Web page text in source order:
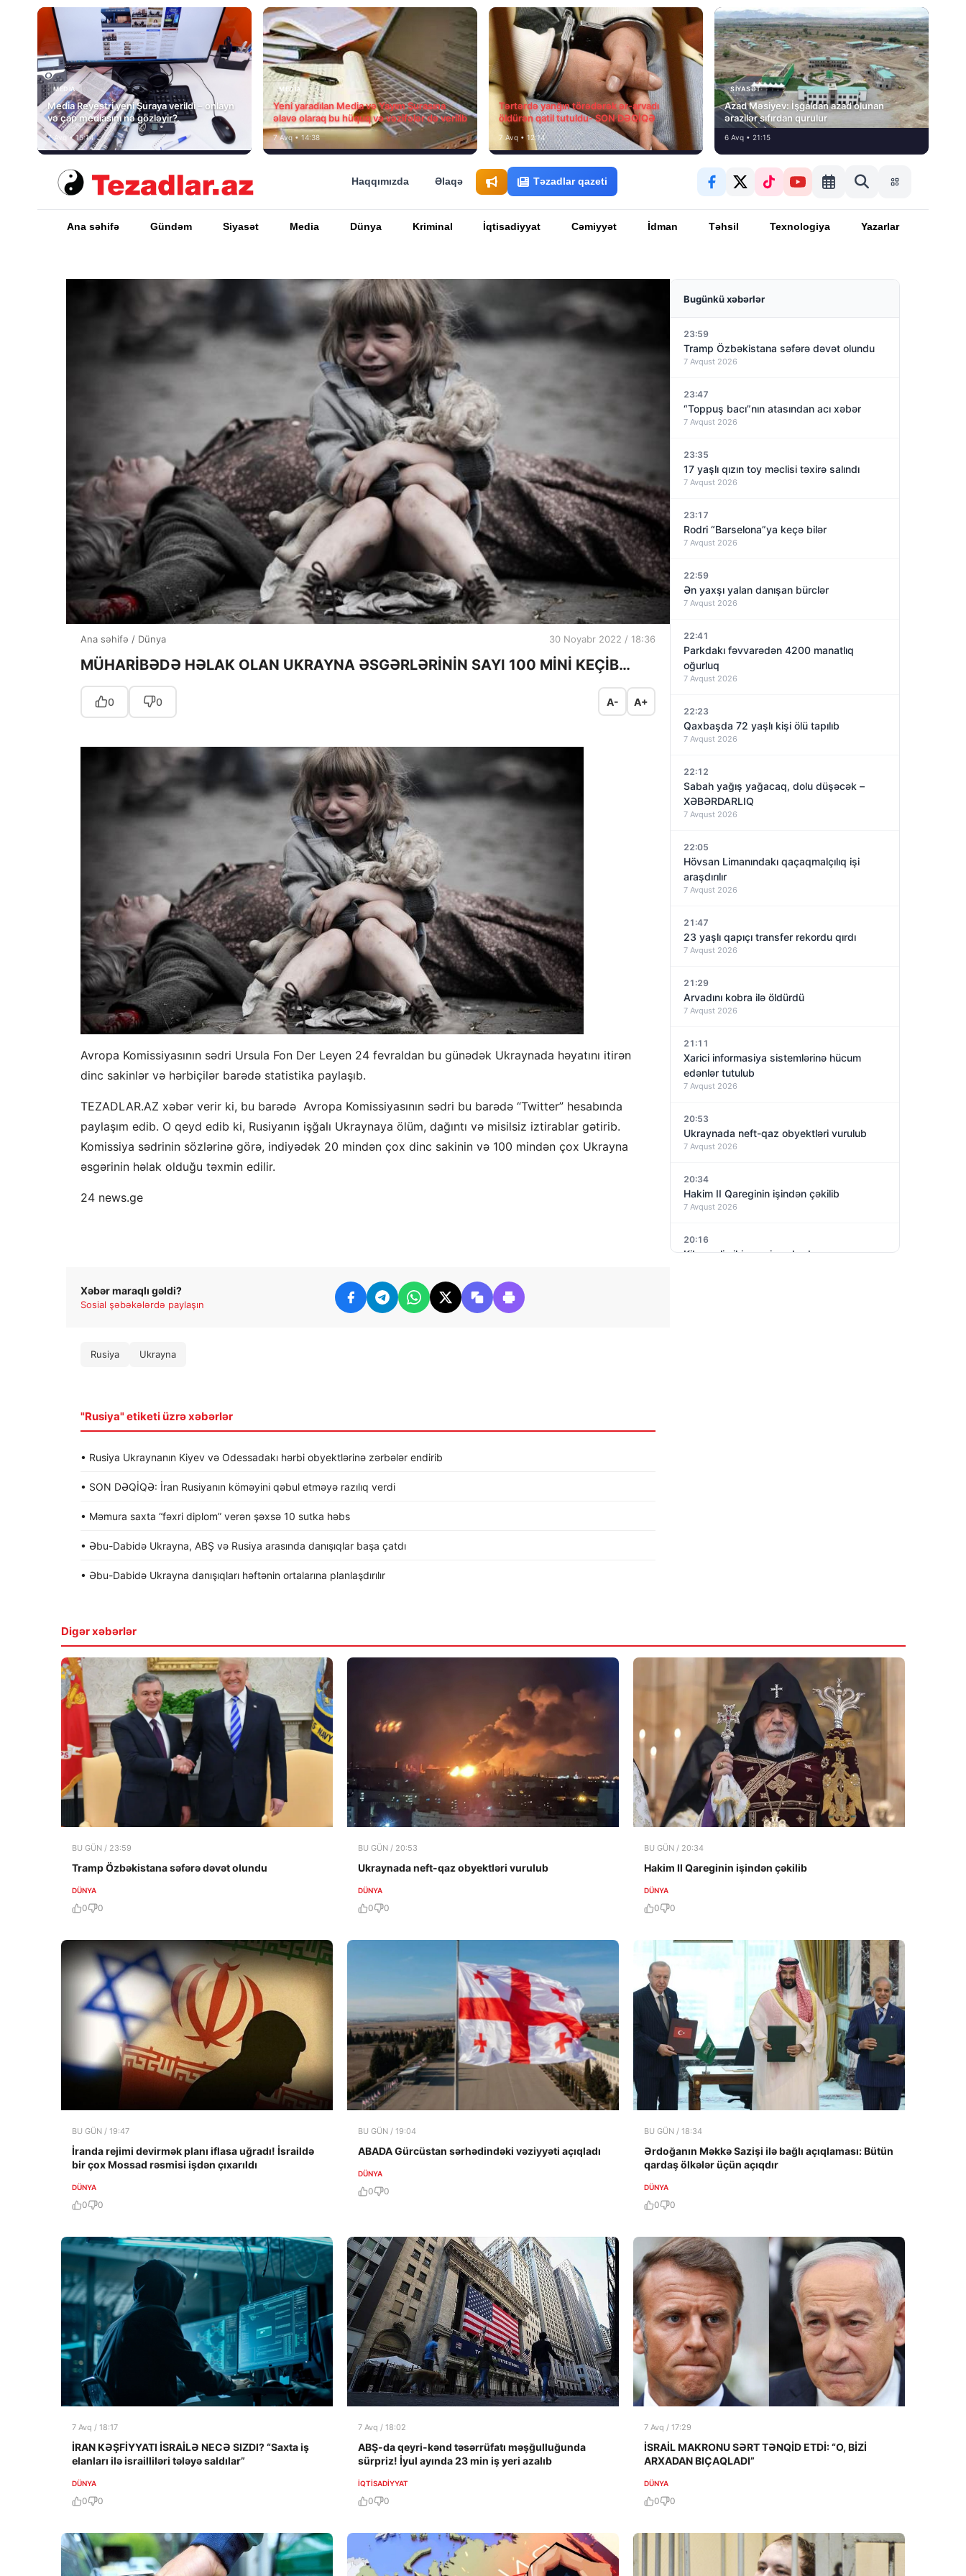
MEDİA
Media Reyestri yeni Şuraya verildi – onlayn
və çap mediasını nə gözləyir?
7 Avq • 15:14
MEDİA
Yeni yaradılan Media və Yayım Şurasına
əlavə olaraq bu hüquq və vəzifələr də verilib
7 Avq • 14:38
Tərtərdə yanğın törədərək ər-arvadı
öldürən qatil tutuldu- SON DƏQİQƏ
7 Avq • 12:14
SIYASƏT
Azad Məsiyev: İşğaldan azad olunan
ərazilər sıfırdan qurulur
6 Avq • 21:15
Haqqımızda Əlaqə Təzadlar qazeti
Ana səhifə Gündəm Siyasət Media Dünya Kriminal İqtisadiyyat Cəmiyyət İdman Təhsil Texnologiya Yazarlar
Ana səhifə / Dünya 30 Noyabr 2022 / 18:36
MÜHARİBƏDƏ HƏLAK OLAN UKRAYNA ƏSGƏRLƏRİNİN SAYI 100 MİNİ KEÇİB…
0 0 A- A+
Avropa Komissiyasının sədri Ursula Fon Der Leyen 24 fevraldan bu günədək Ukraynada həyatını itirən
dinc sakinlər və hərbiçilər barədə statistika paylaşıb.
TEZADLAR.AZ xəbər verir ki, bu barədə Avropa Komissiyasının sədri bu barədə “Twitter” hesabında
paylaşım edib. O qeyd edib ki, Rusiyanın işğalı Ukraynaya ölüm, dağıntı və misilsiz iztirablar gətirib.
Komissiya sədrinin sözlərinə görə, indiyədək 20 mindən çox dinc sakinin və 100 mindən çox Ukrayna
əsgərinin həlak olduğu təxmin edilir.
24 news.ge
Xəbər maraqlı gəldi?
Sosial şəbəkələrdə paylaşın
Rusiya Ukrayna
"Rusiya" etiketi üzrə xəbərlər
• Rusiya Ukraynanın Kiyev və Odessadakı hərbi obyektlərinə zərbələr endirib
• SON DƏQİQƏ: İran Rusiyanın köməyini qəbul etməyə razılıq verdi
• Məmura saxta “fəxri diplom” verən şəxsə 10 sutka həbs
• Əbu-Dabidə Ukrayna, ABŞ və Rusiya arasında danışıqlar başa çatdı
• Əbu-Dabidə Ukrayna danışıqları həftənin ortalarına planlaşdırılır
Bugünkü xəbərlər
23:59
Tramp Özbəkistana səfərə dəvət olundu
7 Avqust 2026
23:47
“Toppuş bacı”nın atasından acı xəbər
7 Avqust 2026
23:35
17 yaşlı qızın toy məclisi təxirə salındı
7 Avqust 2026
23:17
Rodri “Barselona”ya keçə bilər
7 Avqust 2026
22:59
Ən yaxşı yalan danışan bürclər
7 Avqust 2026
22:41
Parkdakı fəvvarədən 4200 manatlıq
oğurluq
7 Avqust 2026
22:23
Qaxbaşda 72 yaşlı kişi ölü tapılıb
7 Avqust 2026
22:12
Sabah yağış yağacaq, dolu düşəcək –
XƏBƏRDARLIQ
7 Avqust 2026
22:05
Hövsan Limanındakı qaçaqmalçılıq işi
araşdırılır
7 Avqust 2026
21:47
23 yaşlı qapıçı transfer rekordu qırdı
7 Avqust 2026
21:29
Arvadını kobra ilə öldürdü
7 Avqust 2026
21:11
Xarici informasiya sistemlərinə hücum
edənlər tutulub
7 Avqust 2026
20:53
Ukraynada neft-qaz obyektləri vurulub
7 Avqust 2026
20:34
Hakim II Qareginin işindən çəkilib
7 Avqust 2026
20:16
Kiberpolis iki gənci saxlayıb
Digər xəbərlər
BU GÜN / 23:59
Tramp Özbəkistana səfərə dəvət olundu
DÜNYA
0 0
BU GÜN / 20:53
Ukraynada neft-qaz obyektləri vurulub
DÜNYA
0 0
BU GÜN / 20:34
Hakim II Qareginin işindən çəkilib
DÜNYA
0 0
BU GÜN / 19:47
İranda rejimi devirmək planı iflasa uğradı! İsraildə
bir çox Mossad rəsmisi işdən çıxarıldı
DÜNYA
0 0
BU GÜN / 19:04
ABADA Gürcüstan sərhədindəki vəziyyəti açıqladı
DÜNYA
0 0
BU GÜN / 18:34
Ərdoğanın Məkkə Sazişi ilə bağlı açıqlaması: Bütün
qardaş ölkələr üçün açıqdır
DÜNYA
0 0
7 Avq / 18:17
İRAN KƏŞFİYYATI İSRAİLƏ NECƏ SIZDI? “Saxta iş
elanları ilə israilliləri tələyə saldılar”
DÜNYA
0 0
7 Avq / 18:02
ABŞ-da qeyri-kənd təsərrüfatı məşğulluğunda
sürpriz! İyul ayında 23 min iş yeri azalıb
İQTISADIYYAT
0 0
7 Avq / 17:29
İSRAİL MAKRONU SƏRT TƏNQİD ETDİ: “O, BİZİ
ARXADAN BIÇAQLADI”
DÜNYA
0 0